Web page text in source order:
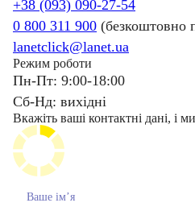
+38 (093) 090-27-54
0 800 311 900 (безкоштовно
lanetclick@lanet.ua
Режим роботи
Пн-Пт: 9:00-18:00
Сб-Нд: вихідні
Вкажіть ваші контактні дані, і